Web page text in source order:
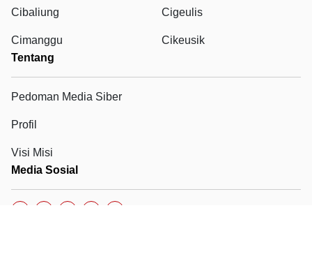
Cibaliung Cigeulis
Cimanggu
Cikeusik
Tentang
Pedoman Media Siber
Profil
Visi Misi
Media Sosial